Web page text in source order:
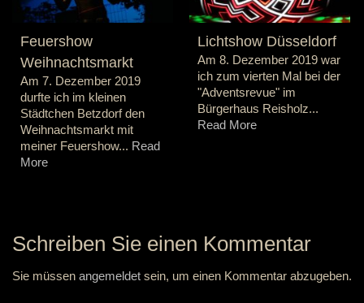
Feuershow
Weihnachtsmarkt
Am 7. Dezember 2019
durfte ich im kleinen
Städtchen Betzdorf den
Weihnachtsmarkt mit
meiner Feuershow... Read
More
Lichtshow Düsseldorf
Am 8. Dezember 2019 war
ich zum vierten Mal bei der
"Adventsrevue" im
Bürgerhaus Reisholz...
Read More
Schreiben Sie einen Kommentar
Sie müssen angemeldet sein, um einen Kommentar abzugeben.